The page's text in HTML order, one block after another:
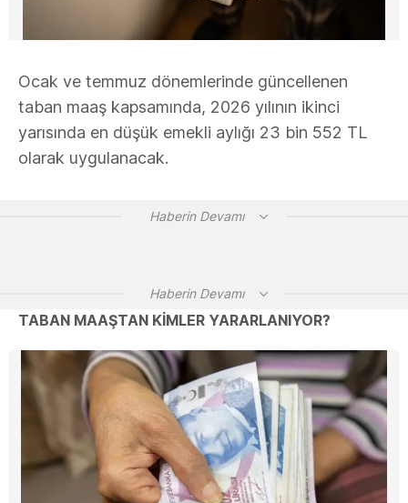
Ocak ve temmuz dönemlerinde güncellenen
taban maaş kapsamında, 2026 yılının ikinci
yarısında en düşük emekli aylığı 23 bin 552 TL
olarak uygulanacak.
Haberin Devamı
Haberin Devamı
TABAN MAAŞTAN KİMLER YARARLANIYOR?